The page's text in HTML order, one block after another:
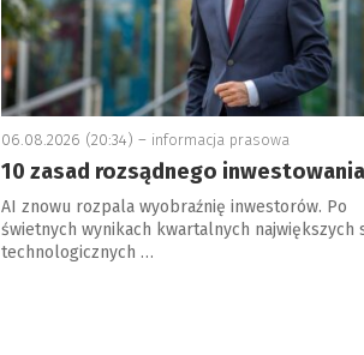
06.08.2026 (20:34) – informacja prasowa
10 zasad rozsądnego
AI znowu rozpala wyobraźnię inwestorów. Po
świetnych wynikach kwartalnych największych
technologicznych …